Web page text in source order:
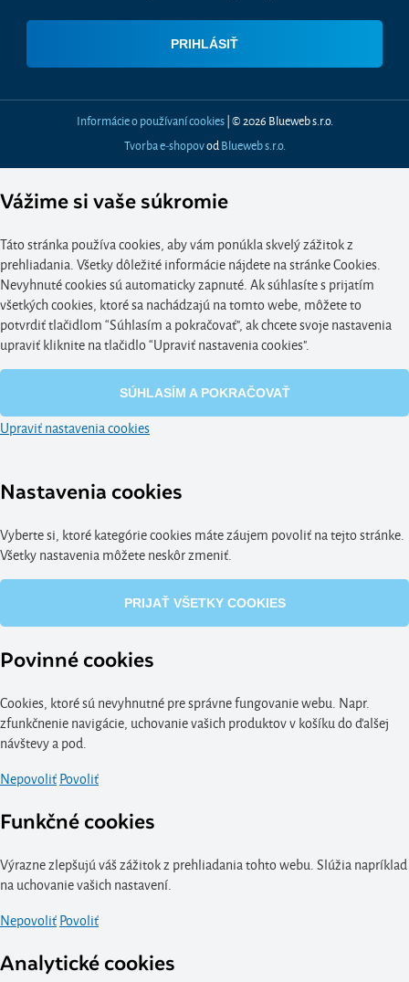
Informácie o používaní cookies| © 2026 Blueweb s.r.o.
Tvorba e-shopovod Blueweb s.r.o.
Vážime si vaše súkromie
Táto stránka používa cookies, aby vám ponúkla skvelý zážitok z
prehliadania. Všetky dôležité informácie nájdete na stránke Cookies.
Nevyhnuté cookies sú automaticky zapnuté. Ak súhlasíte s prijatím
všetkých cookies, ktoré sa nachádzajú na tomto webe, môžete to
potvrdiť tlačidlom “Súhlasím a pokračovať", ak chcete svoje nastavenia
upraviť kliknite na tlačidlo “Upraviť nastavenia cookies".
SÚHLASÍM A POKRAČOVAŤ
Upraviť nastavenia cookies
Nastavenia cookies
Vyberte si, ktoré kategórie cookies máte záujem povoliť na tejto stránke.
Všetky nastavenia môžete neskôr zmeniť.
PRIJAŤ VŠETKY COOKIES
Povinné cookies
Cookies, ktoré sú nevyhnutné pre správne fungovanie webu. Napr.
zfunkčnenie navigácie, uchovanie vašich produktov v košíku do ďalšej
návštevy a pod.
NepovoliťPovoliť
Funkčné cookies
Výrazne zlepšujú váš zážitok z prehliadania tohto webu. Slúžia napríklad
na uchovanie vašich nastavení.
NepovoliťPovoliť
Analytické cookies